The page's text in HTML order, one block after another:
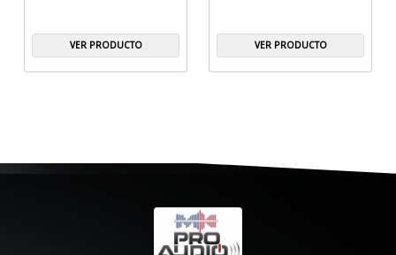
VER PRODUCTO VER PRODUCTO